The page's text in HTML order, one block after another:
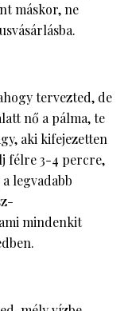
máskor, ne
tervezted, de
nő a pálma, te
aki kifejezetten
félre 3-4 percre,
legvadabb
mindenkit